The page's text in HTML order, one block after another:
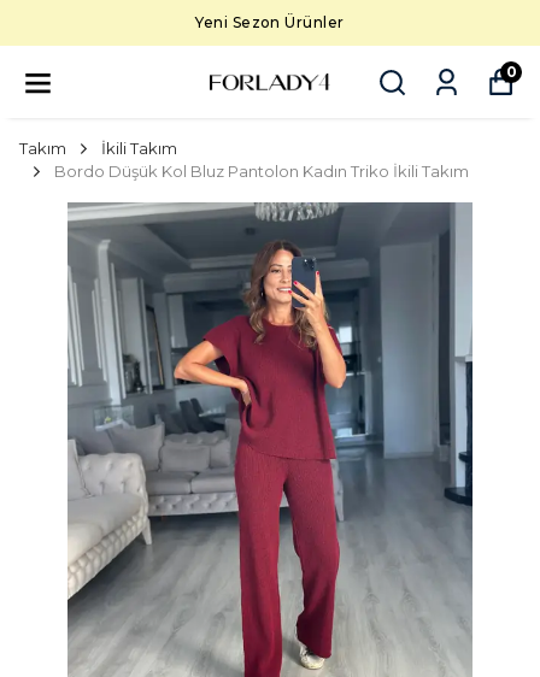
Yeni Sezon Ürünler
0
Takım
İkili Takım
Bordo Düşük Kol Bluz Pantolon Kadın Triko İkili Takım